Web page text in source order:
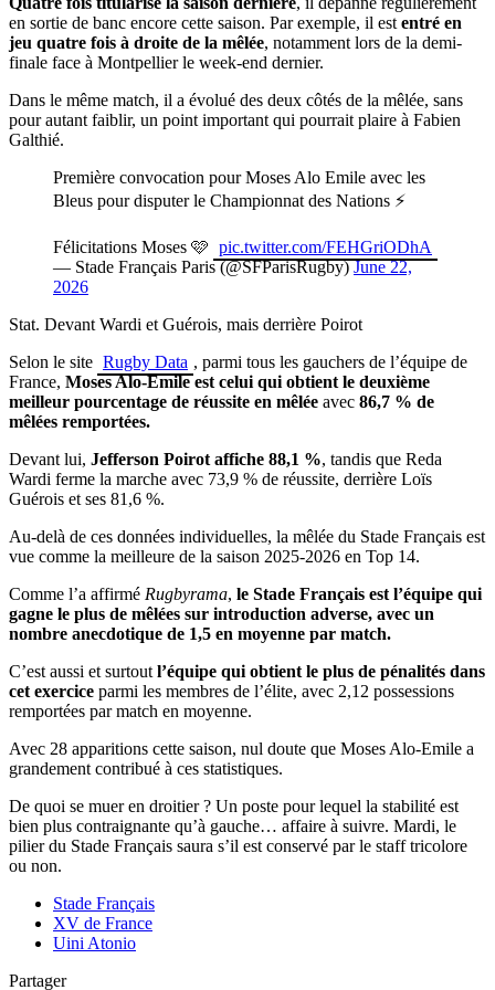
en sortie de banc encore cette saison. Par exemple, il est entré en
jeu quatre fois à droite de la mêlée, notamment lors de la demi-
finale face à Montpellier le week-end dernier.
Dans le même match, il a évolué des deux côtés de la mêlée, sans
pour autant faiblir, un point important qui pourrait plaire à Fabien
Galthié.
Première convocation pour Moses Alo Emile avec les
Bleus pour disputer le Championnat des Nations ⚡️
Félicitations Moses 🩷 pic.twitter.com/FEHGriODhA
— Stade Français Paris (@SFParisRugby)June 22,
2026
Stat. Devant Wardi et Guérois, mais derrière Poirot
Selon le site Rugby Data , parmi tous les gauchers de l’équipe de
France, Moses Alo-Emile est celui qui obtient le deuxième
meilleur pourcentage de réussite en mêlée avec 86,7 % de
mêlées remportées.
Devant lui, Jefferson Poirot affiche 88,1 %, tandis que Reda
Wardi ferme la marche avec 73,9 % de réussite, derrière Loïs
Guérois et ses 81,6 %.
Au-delà de ces données individuelles, la mêlée du Stade Français est
vue comme la meilleure de la saison 2025-2026 en Top 14.
Comme l’a affirmé Rugbyrama, le Stade Français est l’équipe qui
gagne le plus de mêlées sur introduction adverse, avec un
nombre anecdotique de 1,5 en moyenne par match.
C’est aussi et surtout l’équipe qui obtient le plus de pénalités dans
cet exercice parmi les membres de l’élite, avec 2,12 possessions
remportées par match en moyenne.
Avec 28 apparitions cette saison, nul doute que Moses Alo-Emile a
grandement contribué à ces statistiques.
De quoi se muer en droitier ? Un poste pour lequel la stabilité est
bien plus contraignante qu’à gauche… affaire à suivre. Mardi, le
pilier du Stade Français saura s’il est conservé par le staff tricolore
ou non.
Stade Français
XV de France
Uini Atonio
Partager